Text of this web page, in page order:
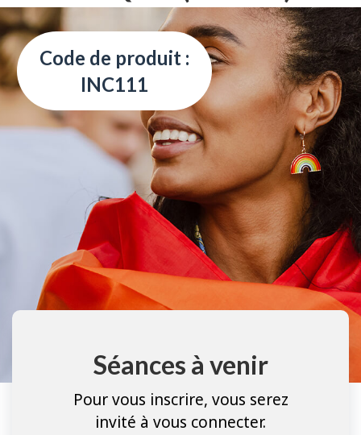
Code de produit :
INC111
Séances à venir
Pour vous inscrire, vous serez
invité à vous connecter.